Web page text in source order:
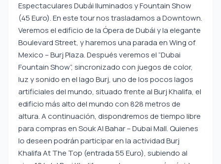
Espectaculares Dubái Iluminados y Fountain Show
(45 Euro). En este tour nos trasladamos a Downtown.
Veremos el edificio de la Ópera de Dubái y la elegante
Boulevard Street, y haremos una parada en Wing of
Mexico – Burj Plaza. Después veremos el “Dubai
Fountain Show”, sincronizado con juegos de color,
luz y sonido en el lago Burj, uno de los pocos lagos
artificiales del mundo, situado frente al Burj Khalifa, el
edificio más alto del mundo con 828 metros de
altura. A continuación, dispondremos de tiempo libre
para compras en Souk Al Bahar – Dubai Mall. Quienes
lo deseen podrán participar en la actividad Burj
Khalifa At The Top (entrada 55 Euro), subiendo al